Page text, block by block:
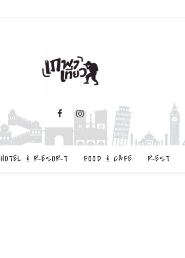
HOTEL & RESORT FOOD & CAFE REST